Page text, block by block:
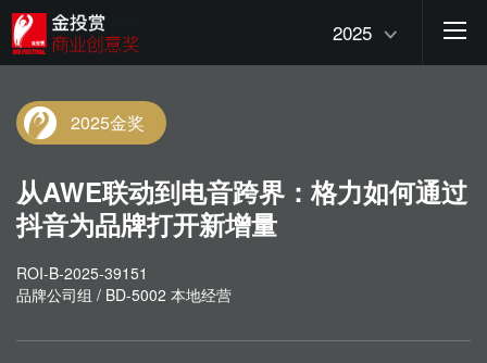
2025
2025金奖
从AWE联动到电音跨界：格力如何通过
抖音为品牌打开新增量
ROI-B-2025-39151
品牌公司组 / BD-5002 本地经营